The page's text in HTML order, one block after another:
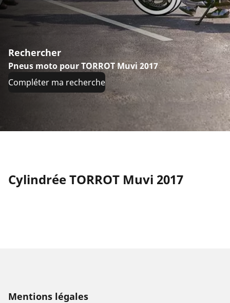
Rechercher
Pneus moto pour TORROT Muvi 2017
Compléter ma recherche
Cylindrée TORROT Muvi 2017
Mentions légales